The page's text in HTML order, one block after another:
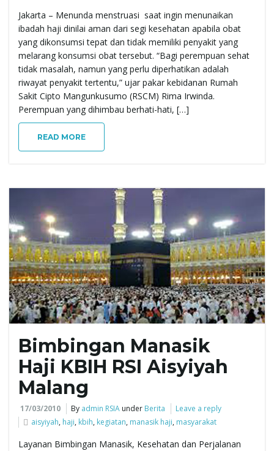
g
a
t
Jakarta – Menunda menstruasi saat ingin menunaikan
ibadah haji dinilai aman dari segi kesehatan apabila obat
yang dikonsumsi tepat dan tidak memiliki penyakit yang
melarang konsumsi obat tersebut. “Bagi perempuan sehat
tidak masalah, namun yang perlu diperhatikan adalah
riwayat penyakit tertentu,” ujar pakar kebidanan Rumah
Sakit Cipto Mangunkusumo (RSCM) Rima Irwinda.
Perempuan yang dihimbau berhati-hati, […]
READ MORE
Bimbingan Manasik
Haji KBIH RSI Aisyiyah
Malang
17/03/2010 By admin RSIA under Berita
Leave a reply
aisyiyah, haji, kbih, kegiatan, manasik haji, masyarakat
Layanan Bimbingan Manasik, Kesehatan dan Perjalanan